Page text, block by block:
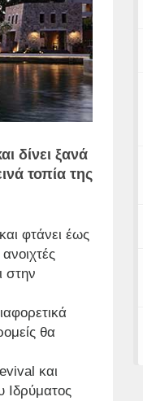
δίνει ξανά
τοπία της
φτάνει έως
στην
θα
και
Ιδρύματος